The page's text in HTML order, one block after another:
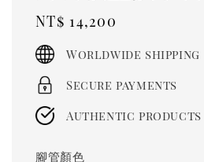
Regular
price
NT$ 14,200
Worldwide shipping
Secure payments
Authentic products
腳管顏色